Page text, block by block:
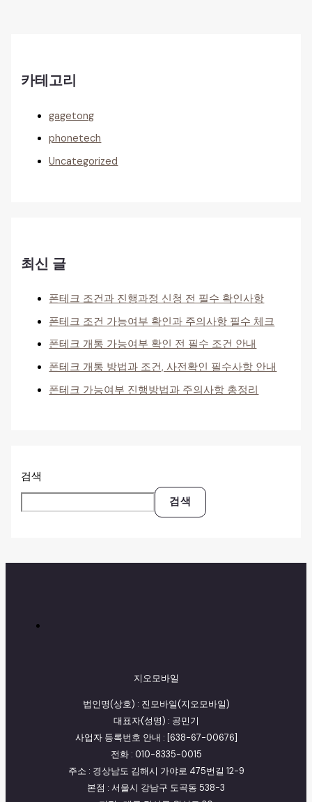
카테고리
gagetong
phonetech
Uncategorized
최신 글
폰테크 조건과 진행과정 신청 전 필수 확인사항
폰테크 조건 가능여부 확인과 주의사항 필수 체크
폰테크 개통 가능여부 확인 전 필수 조건 안내
폰테크 개통 방법과 조건, 사전확인 필수사항 안내
폰테크 가능여부 진행방법과 주의사항 총정리
검색
검색
지오모바일
법인명(상호) : 진모바일(지오모바일)
대표자(성명) : 공민기
사업자 등록번호 안내 : [638-67-00676]
전화 : 010-8335-0015
주소 : 경상남도 김해시 가야로 475번길 12-9
본점 : 서울시 강남구 도곡동 538-3